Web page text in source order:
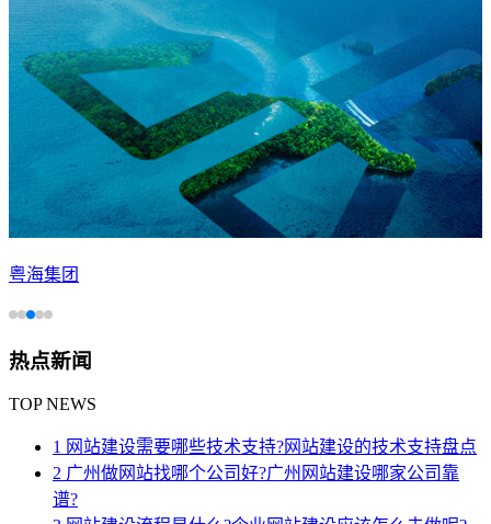
粤海集团
热点新闻
TOP NEWS
1 网站建设需要哪些技术支持?网站建设的技术支持盘点
2 广州做网站找哪个公司好?广州网站建设哪家公司靠
谱?